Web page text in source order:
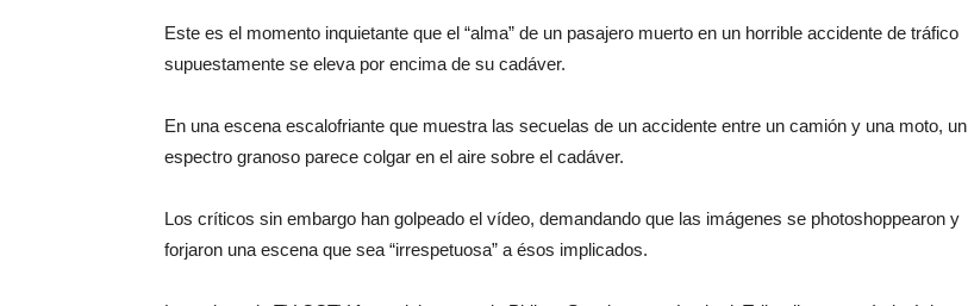
Este es el momento inquietante que el “alma” de un pasajero muerto en un horrible accidente de tráfico
supuestamente se eleva por encima de su cadáver.
En una escena escalofriante que muestra las secuelas de un accidente entre un camión y una moto, un
espectro granoso parece colgar en el aire sobre el cadáver.
Los críticos sin embargo han golpeado el vídeo, demandando que las imágenes se photoshoppearon y
forjaron una escena que sea “irrespetuosa” a ésos implicados.